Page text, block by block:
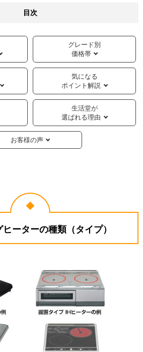
目次
グレード別
価格帯
気になる
ポイント解説
生活堂が
選ばれる理由
お客様の声
ーターの種類（タイプ）